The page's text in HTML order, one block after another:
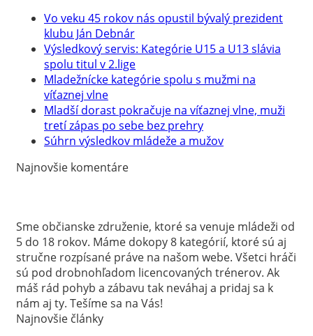
Vo veku 45 rokov nás opustil bývalý prezident
klubu Ján Debnár
Výsledkový servis: Kategórie U15 a U13 slávia
spolu titul v 2.lige
Mladežnícke kategórie spolu s mužmi na
víťaznej vlne
Mladší dorast pokračuje na víťaznej vlne, muži
tretí zápas po sebe bez prehry
Súhrn výsledkov mládeže a mužov
Najnovšie komentáre
Sme občianske združenie, ktoré sa venuje mládeži od
5 do 18 rokov. Máme dokopy 8 kategórií, ktoré sú aj
stručne rozpísané práve na našom webe. Všetci hráči
sú pod drobnohľadom licencovaných trénerov. Ak
máš rád pohyb a zábavu tak neváhaj a pridaj sa k
nám aj ty. Tešíme sa na Vás!
Najnovšie články